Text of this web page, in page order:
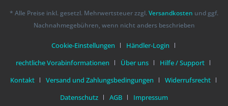
* Alle Preise inkl. gesetzl. Mehrwertsteuer zzgl. Versandkosten und ggf.
Nachnahmegebühren, wenn nicht anders beschrieben
Cookie-Einstellungen
Händler-Login
rechtliche Vorabinformationen
Über uns
Hilfe / Support
Kontakt
Versand und Zahlungsbedingungen
Widerrufsrecht
Datenschutz
AGB Impressum